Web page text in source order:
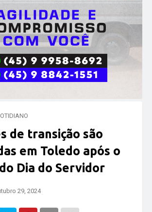
de transição são
em Toledo após o
Dia do Servidor
29, 2024